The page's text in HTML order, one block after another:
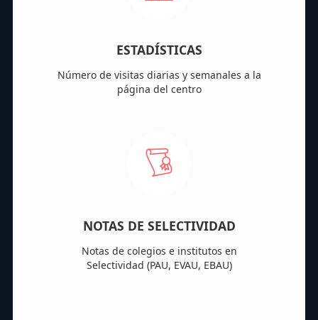
ESTADÍSTICAS
Número de visitas diarias y semanales a la
página del centro
NOTAS DE SELECTIVIDAD
Notas de colegios e institutos en
Selectividad (PAU, EVAU, EBAU)